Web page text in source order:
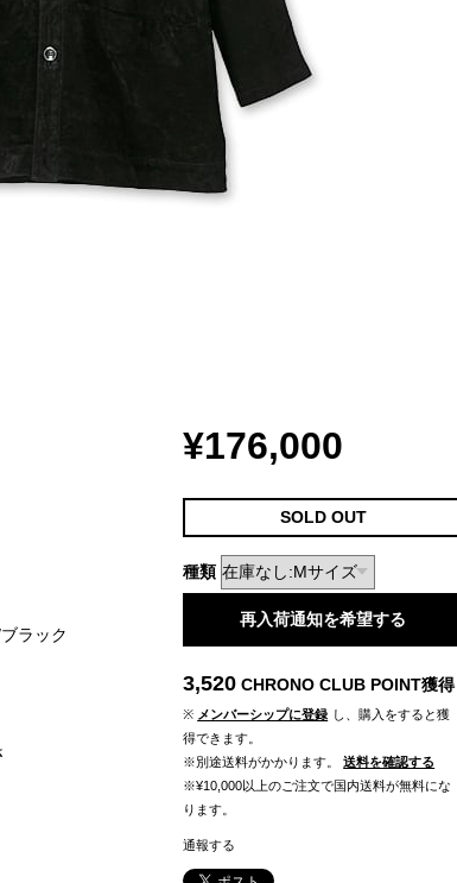
ラック
¥176,000
SOLD OUT
種類
再入荷通知を希望する
3,520 CHRONO CLUB POINT獲得
※ メンバーシップに登録 し、購入をすると獲
得できます。
※別途送料がかかります。
送料を確認する
※¥10,000以上のご注文で国内送料が無料にな
ります。
通報する